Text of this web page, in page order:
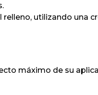
utilizando una
máximo de su